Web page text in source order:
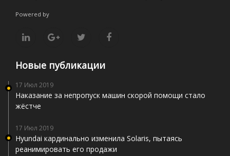
Powered by
Новые публикации
17 Июл 2019
Наказание за непропуск машин скорой помощи стало
жёстче
17 Июл 2019
Hyundai кардинально изменила Solaris, пытаясь
реанимировать его продажи